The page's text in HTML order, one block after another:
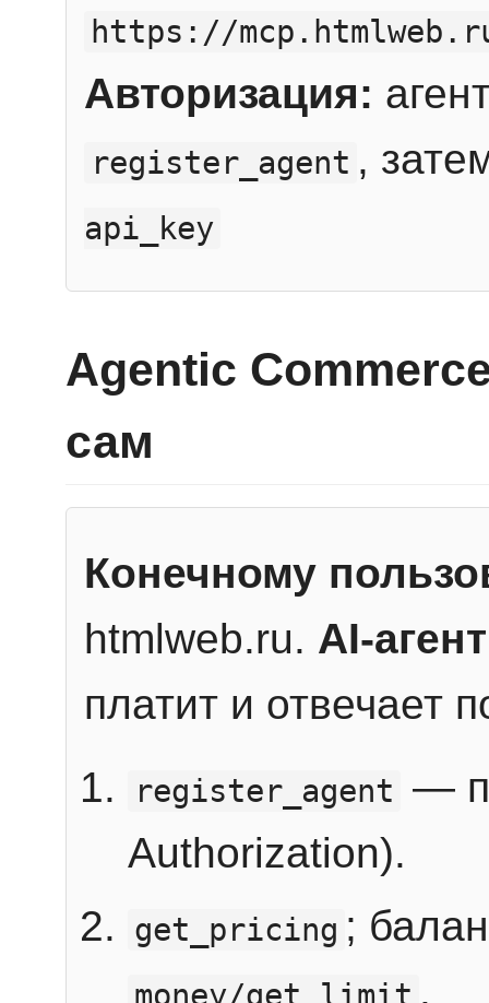
https://
Авторизация:
register_agent ,
api_key
Agentic
сам
Конечному
htmlweb.ru. AI-агент
платит и отвечает
register_agent —
Authorization).
get_pricing ;
.